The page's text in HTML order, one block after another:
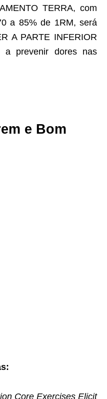
TERRA, com
a 85% de 1RM, será
A PARTE INFERIOR
a prevenir dores nas
e Bom
Core Exercises Elicit